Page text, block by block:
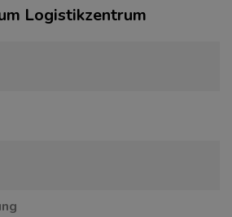
Logistikzentrum